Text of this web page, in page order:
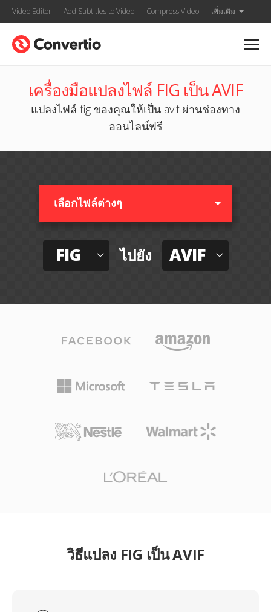
Video Editor Add Subtitles to Video Compress Video เพิ่มเติม
เครื่องมือแปลงไฟล์ FIG เป็น AVIF
แปลงไฟล์ fig ของคุณให้เป็น avif ผ่านช่องทาง
ออนไลน์ฟรี
เลือกไฟล์ต่างๆ​
FIG ไปยัง AVIF
วิธีแปลง FIG เป็น AVIF